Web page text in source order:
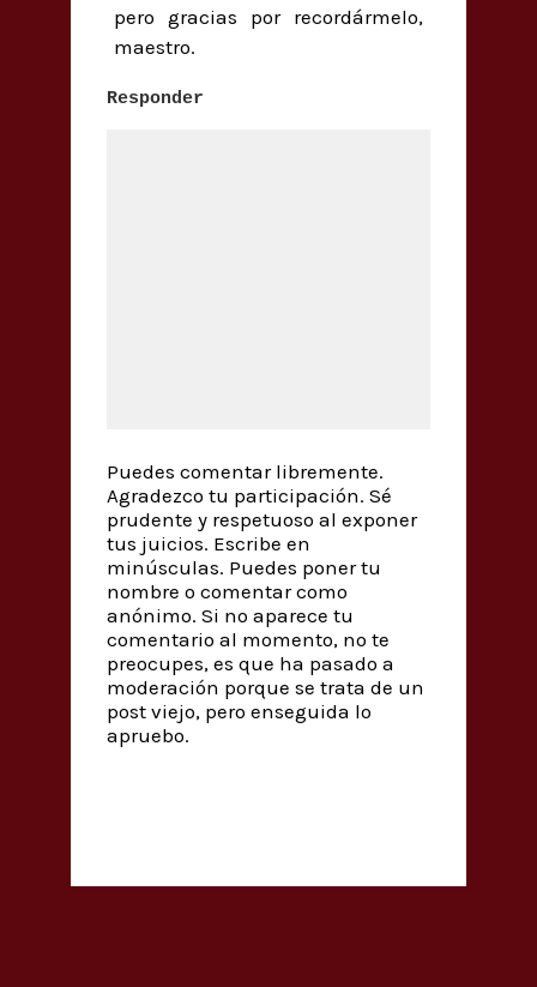
pero gracias por recordármelo,
maestro.
Responder
Puedes comentar libremente.
Agradezco tu participación. Sé
prudente y respetuoso al exponer
tus juicios. Escribe en
minúsculas. Puedes poner tu
nombre o comentar como
anónimo. Si no aparece tu
comentario al momento, no te
preocupes, es que ha pasado a
moderación porque se trata de un
post viejo, pero enseguida lo
apruebo.